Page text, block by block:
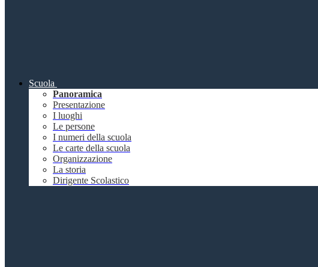
Scuola
Panoramica
Presentazione
I luoghi
Le persone
I numeri della scuola
Le carte della scuola
Organizzazione
La storia
Dirigente Scolastico